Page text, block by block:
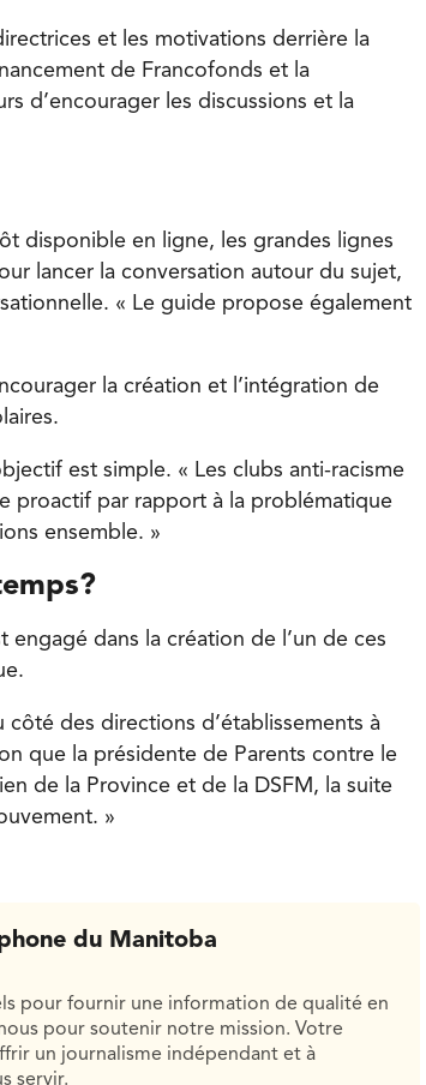
et les motivations derrière la
de Francofonds et la
d’encourager les discussions et la
disponible en ligne, les grandes lignes
lancer la conversation autour du sujet,
« Le guide propose également
la création et l’intégration de
est simple. « Les clubs anti-racisme
proactif par rapport à la problématique
ensemble. »
engagé dans la création de l’un de ces
des directions d’établissements à
que la présidente de Parents contre le
de la Province et de la DSFM, la suite
»
du Manitoba
pour fournir une information de qualité en
pour soutenir notre mission. Votre
un journalisme indépendant et à
servir.